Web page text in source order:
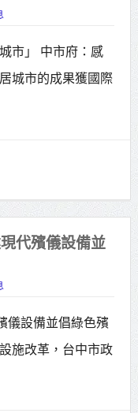
設施公共
長陳其
中小學書
期勉精進
喊推陳其
獎者及入
市」 中市府：感
城市的成果獲國際
代殯儀設備並
儀設備並倡綠色殯
施改革，台中市政